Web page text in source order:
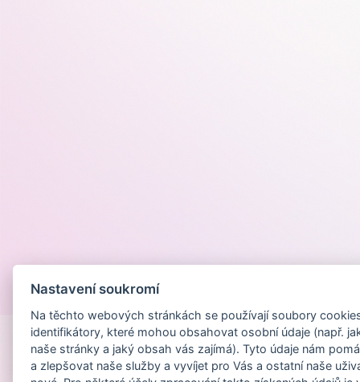
Nastavení soukromí
Na těchto webových stránkách se používají soubory
identifikátory, které mohou obsahovat osobní údaje (např.
naše stránky a jaký obsah vás zajímá). Tyto údaje nám
a zlepšovat naše služby a vyvíjet pro Vás a ostatní naše